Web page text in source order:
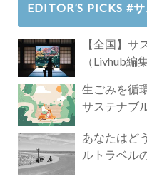
EDITOR’S PICKS #
【全国】
（Livhub編
生ごみを循
サステナブ
あなたはどう旅する？
ルトラベル